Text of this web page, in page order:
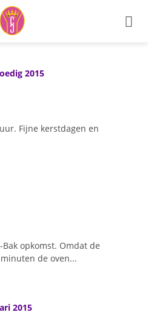
2015
Fijne kerstdagen en
opkomst. Omdat de
de oven...
2015